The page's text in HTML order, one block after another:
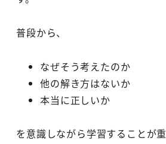
普段から、
なぜそう考えたのか
他の解き方はないか
本当に正しいか
を意識しながら学習することが重